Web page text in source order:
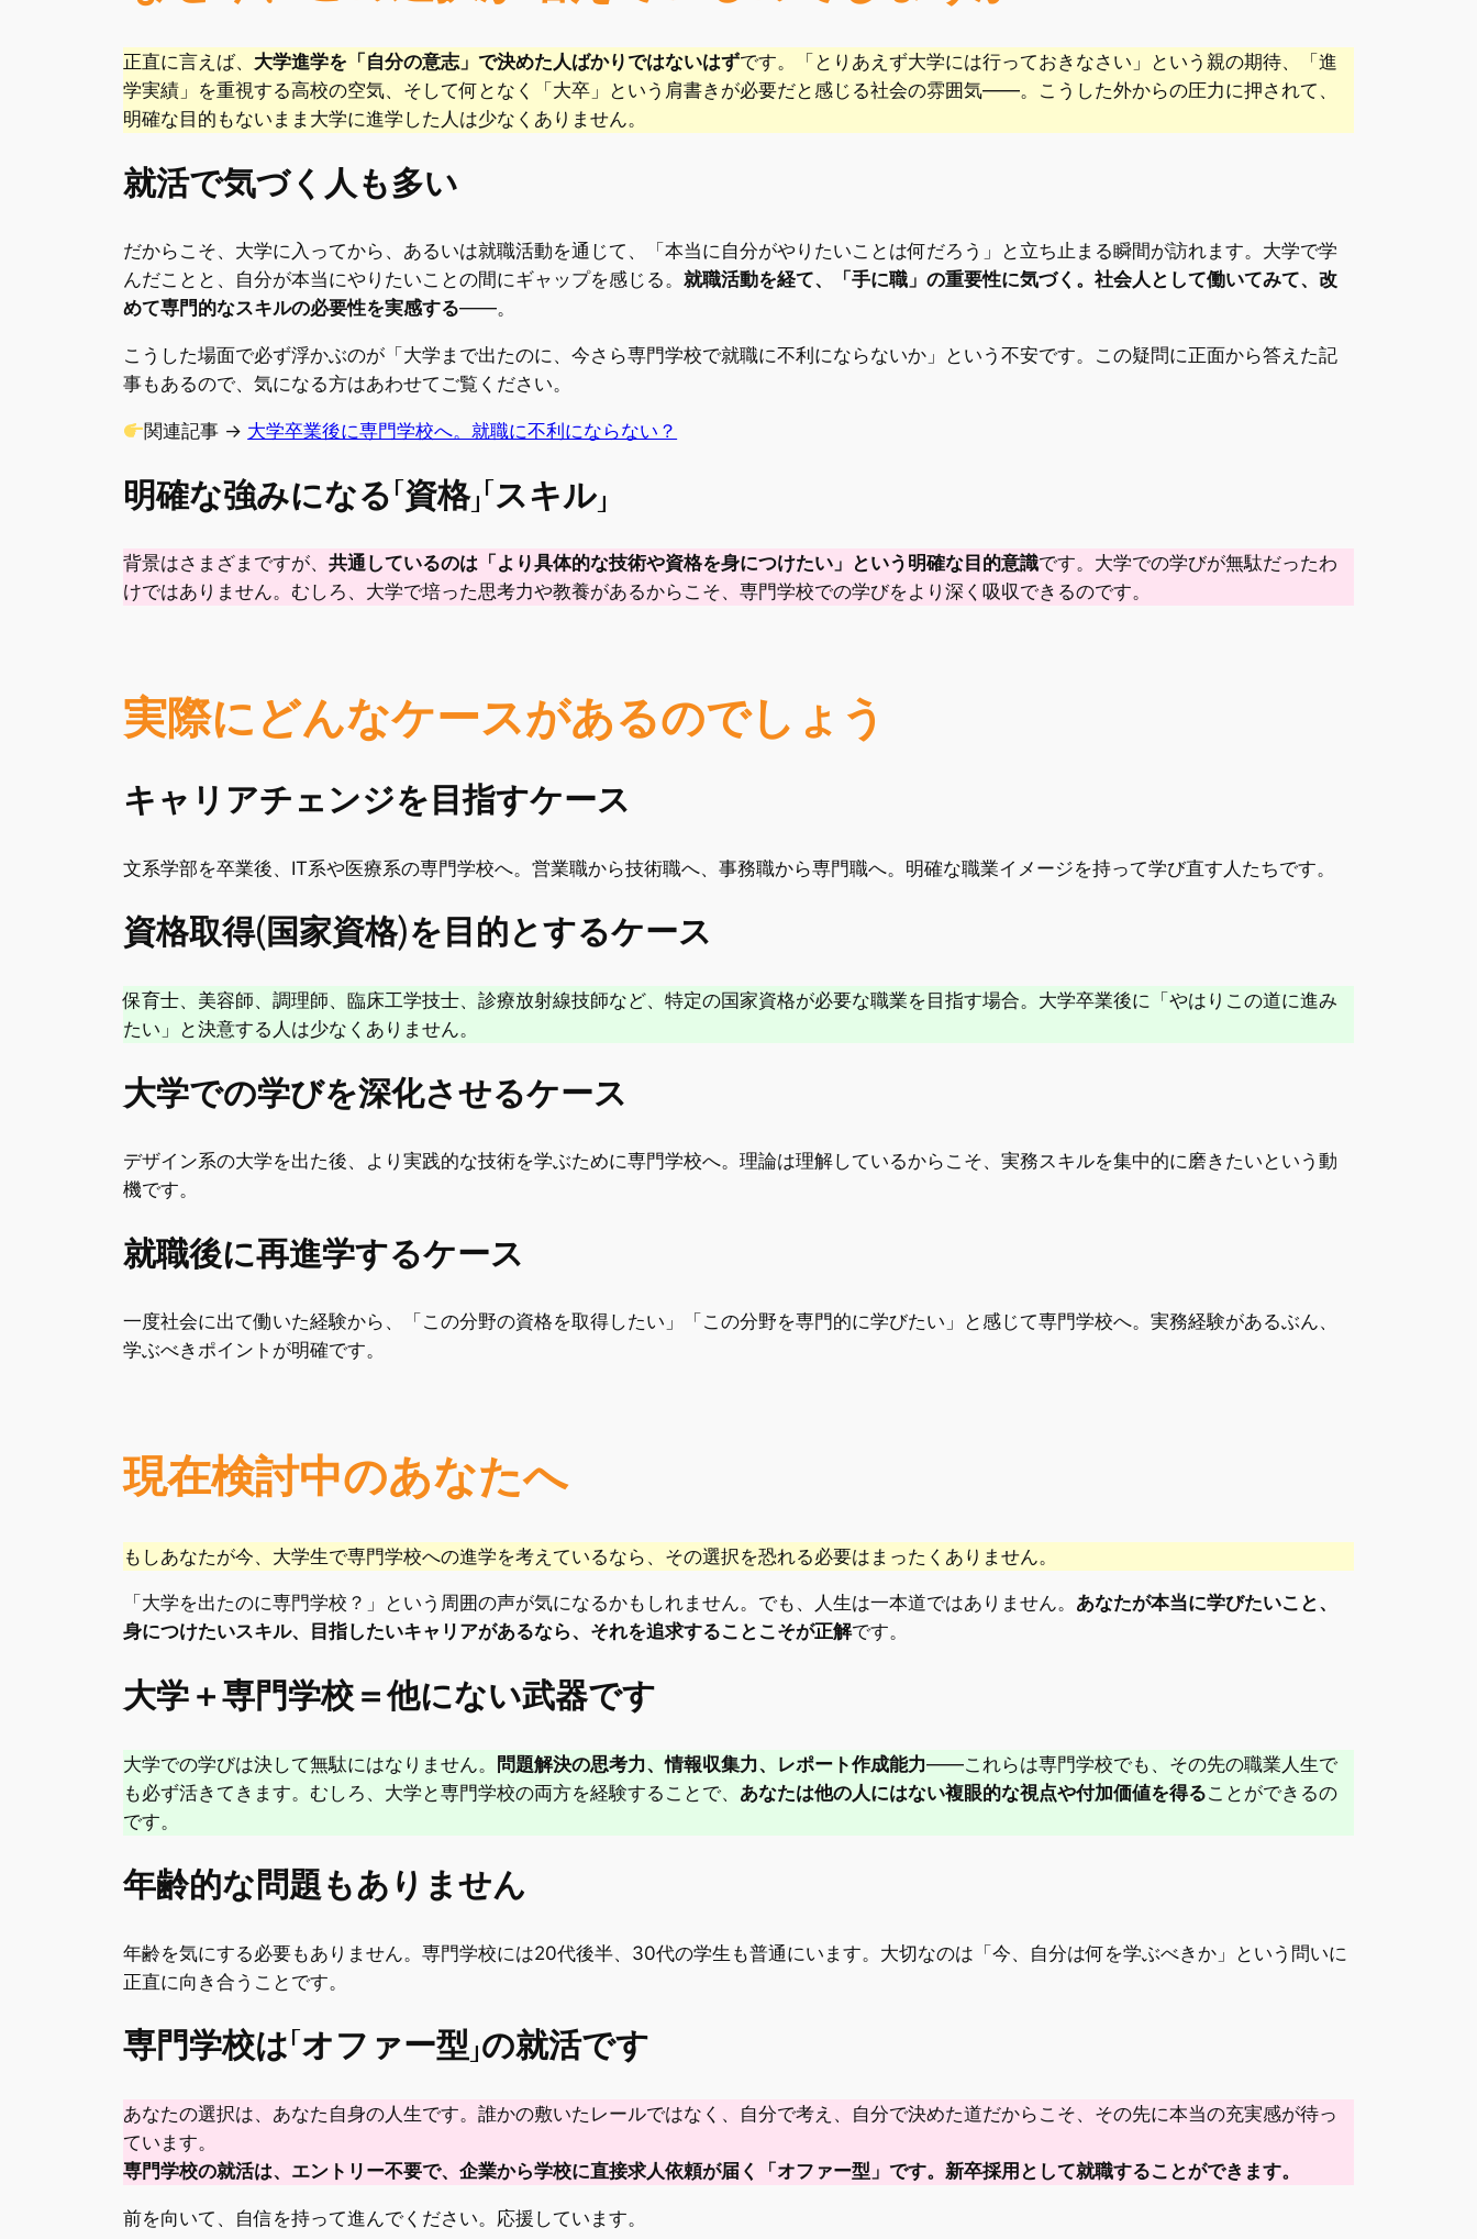
正直に言えば、 大学進学を「自分の意志」で決めた人ばかりではないはずです。「とりあえず大学には行っておきなさい」という親の期待、「進
学実績」を重視する高校の空気、そして何となく「大卒」という肩書きが必要だと感じる社会の雰囲気——。こうした外からの圧力に押されて、
明確な目的もないまま大学に進学した人は少なくありません。
就活で気づく人も多い
だからこそ、大学に入ってから、あるいは就職活動を通じて、「本当に自分がやりたいことは何だろう」と立ち止まる瞬間が訪れます。大学で学
んだことと、自分が本当にやりたいことの間にギャップを感じる。 就職活動を経て、「手に職」の重要性に気づく。社会人として働いてみて、改
めて専門的なスキルの必要性を実感する——。
こうした場面で必ず浮かぶのが「大学まで出たのに、今さら専門学校で就職に不利にならないか」という不安です。この疑問に正面から答えた記
事もあるので、気になる方はあわせてご覧ください。
関連記事 → 大学卒業後に専門学校へ。就職に不利にならない？
明確な強みになる「資格」「スキル」
背景はさまざまですが、 共通しているのは「より具体的な技術や資格を身につけたい」という明確な目的意識です。大学での学びが無駄だったわ
けではありません。むしろ、大学で培った思考力や教養があるからこそ、専門学校での学びをより深く吸収できるのです。
実際にどんなケースがあるのでしょう
キャリアチェンジを目指すケース
文系学部を卒業後、IT系や医療系の専門学校へ。営業職から技術職へ、事務職から専門職へ。明確な職業イメージを持って学び直す人たちです。
資格取得(国家資格)を目的とするケース
保育士、美容師、調理師、臨床工学技士、診療放射線技師など、特定の国家資格が必要な職業を目指す場合。大学卒業後に「やはりこの道に進み
たい」と決意する人は少なくありません。
大学での学びを深化させるケース
デザイン系の大学を出た後、より実践的な技術を学ぶために専門学校へ。理論は理解しているからこそ、実務スキルを集中的に磨きたいという動
機です。
就職後に再進学するケース
一度社会に出て働いた経験から、「この分野の資格を取得したい」「この分野を専門的に学びたい」と感じて専門学校へ。実務経験があるぶん、
学ぶべきポイントが明確です。
現在検討中のあなたへ
もしあなたが今、大学生で専門学校への進学を考えているなら、その選択を恐れる必要はまったくありません。
「大学を出たのに専門学校？」という周囲の声が気になるかもしれません。でも、人生は一本道ではありません。 あなたが本当に学びたいこと、
身につけたいスキル、目指したいキャリアがあるなら、それを追求することこそが正解です。
大学＋専門学校＝他にない武器です
大学での学びは決して無駄にはなりません。 問題解決の思考力、情報収集力、レポート作成能力——これらは専門学校でも、その先の職業人生で
も必ず活きてきます。むしろ、大学と専門学校の両方を経験することで、 あなたは他の人にはない複眼的な視点や付加価値を得ることができるの
です。
年齢的な問題もありません
年齢を気にする必要もありません。専門学校には20代後半、30代の学生も普通にいます。大切なのは「今、自分は何を学ぶべきか」という問いに
正直に向き合うことです。
専門学校は「オファー型」の就活です
あなたの選択は、あなた自身の人生です。誰かの敷いたレールではなく、自分で考え、自分で決めた道だからこそ、その先に本当の充実感が待っ
ています。
専門学校の就活は、エントリー不要で、企業から学校に直接求人依頼が届く「オファー型」です。新卒採用として就職することができます。
前を向いて、自信を持って進んでください。応援しています。